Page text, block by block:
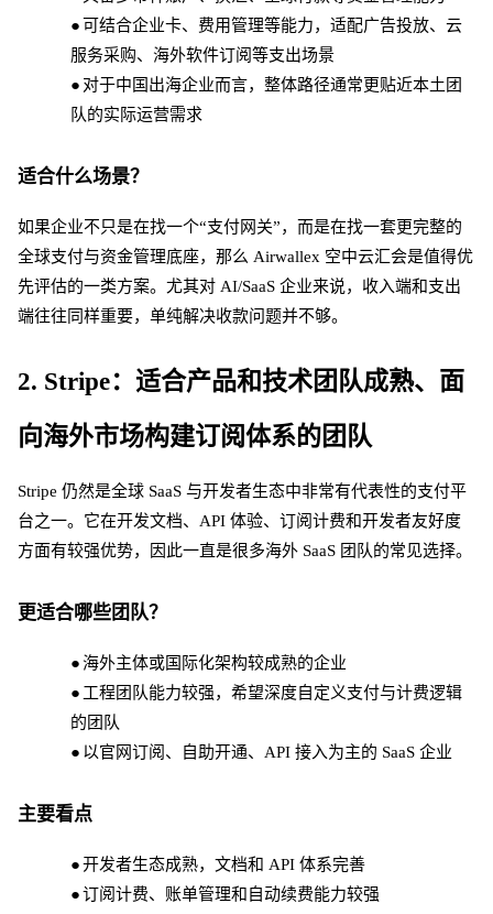
● 可结合企业卡、费用管理等能力，适配广告投放、云
服务采购、海外软件订阅等支出场景
● 对于中国出海企业而言，整体路径通常更贴近本土团
队的实际运营需求
适合什么场景？
如果企业不只是在找一个“支付网关”，而是在找一套更完整的
全球支付与资金管理底座，那么 Airwallex 空中云汇会是值得优
先评估的一类方案。尤其对 AI/SaaS 企业来说，收入端和支出
端往往同样重要，单纯解决收款问题并不够。
2. Stripe：适合产品和技术团队成熟、面
向海外市场构建订阅体系的团队
Stripe 仍然是全球 SaaS 与开发者生态中非常有代表性的支付平
台之一。它在开发文档、API 体验、订阅计费和开发者友好度
方面有较强优势，因此一直是很多海外 SaaS 团队的常见选择。
更适合哪些团队？
● 海外主体或国际化架构较成熟的企业
● 工程团队能力较强，希望深度自定义支付与计费逻辑
的团队
● 以官网订阅、自助开通、 API 接入为主的 SaaS 企业
主要看点
●开发者生态成熟，文档和 API 体系完善
●订阅计费、账单管理和自动续费能力较强